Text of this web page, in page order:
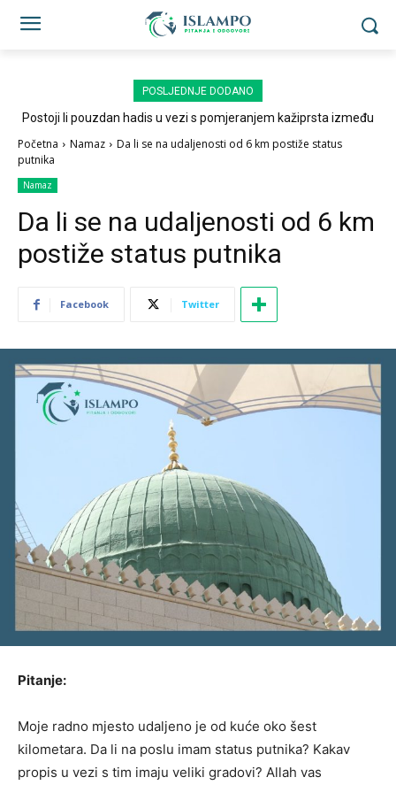
POSLJEDNJE DODANO
Postoji li pouzdan hadis u vezi s pomjeranjem kažiprsta između
Početna Namaz
Da li se na udaljenosti od 6 km postiže status
putnika
Namaz
Da li se na udaljenosti od 6 km
postiže status putnika
Facebook Twitter
Pitanje:
Moje radno mjesto udaljeno je od kuće oko šest
kilometara. Da li na poslu imam status putnika? Kakav
propis u vezi s tim imaju veliki gradovi? Allah vas